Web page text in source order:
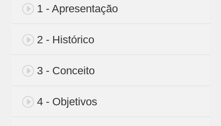
1 - Apresentação
2 - Histórico
3 - Conceito
4 - Objetivos